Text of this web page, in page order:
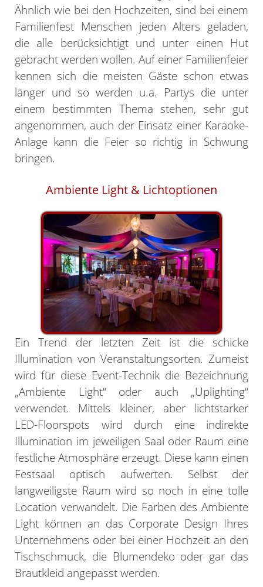
Ähnlich wie bei den Hochzeiten, sind bei einem
Familienfest Menschen jeden Alters geladen,
die alle berücksichtigt und unter einen Hut
gebracht werden wollen. Auf einer Familienfeier
kennen sich die meisten Gäste schon etwas
länger und so werden u.a. Partys die unter
einem bestimmten Thema stehen, sehr gut
angenommen, auch der Einsatz einer Karaoke-
Anlage kann die Feier so richtig in Schwung
bringen.
Ambiente Light & Lichtoptionen
Ein Trend der letzten Zeit ist die schicke
Illumination von Veranstaltungsorten. Zumeist
wird für diese Event-Technik die Bezeichnung
„Ambiente Light“ oder auch „Uplighting“
verwendet. Mittels kleiner, aber lichtstarker
LED-Floorspots wird durch eine indirekte
Illumination im jeweiligen Saal oder Raum eine
festliche Atmosphäre erzeugt. Diese kann einen
Festsaal optisch aufwerten. Selbst der
langweiligste Raum wird so noch in eine tolle
Location verwandelt. Die Farben des Ambiente
Light können an das Corporate Design Ihres
Unternehmens oder bei einer Hochzeit an den
Tischschmuck, die Blumendeko oder gar das
Brautkleid angepasst werden.